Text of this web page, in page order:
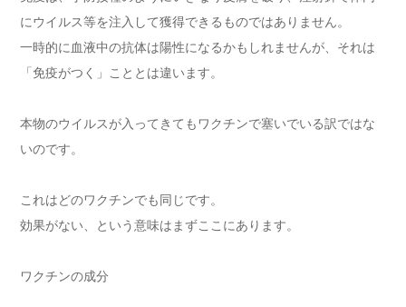
にウイルス等を注入して獲得できるものではありません。
一時的に血液中の抗体は陽性になるかもしれませんが、それは
「免疫がつく」こととは違います。
本物のウイルスが入ってきてもワクチンで塞いでいる訳ではな
いのです。
これはどのワクチンでも同じです。
効果がない、という意味はまずここにあります。
ワクチンの成分